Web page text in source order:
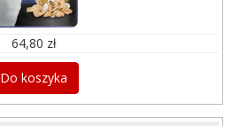
64,80 zł
Do koszyka